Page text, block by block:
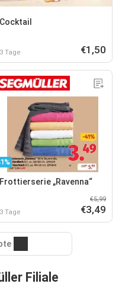
Cocktail
3 Tage €1,50
Frottierserie „Ravenna“
3 Tage
€5,99
€3,49
Filiale